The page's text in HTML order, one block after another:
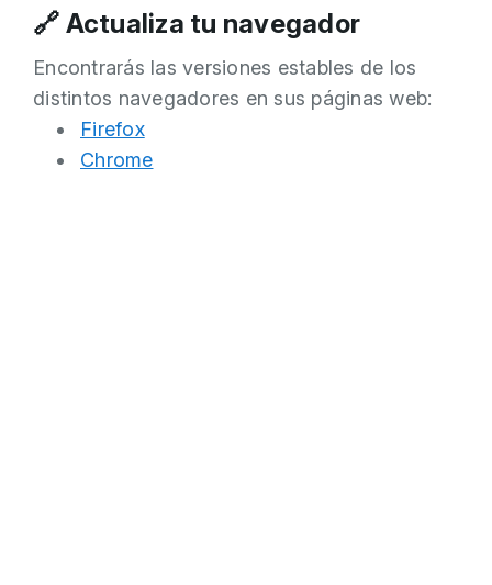
🔗 Actualiza tu navegador
Encontrarás las versiones estables de los
distintos navegadores en sus páginas web:
Firefox
Chrome